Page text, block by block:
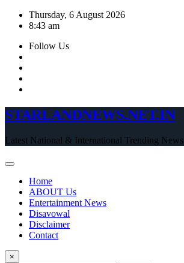
Skip
Thursday, 6 August 2026
8:43 am
Follow Us
STARLANDNEWS.NET.IN
Latest National & International Trending News
Home
ABOUT Us
Entertainment News
Disavowal
Disclaimer
Contact
×